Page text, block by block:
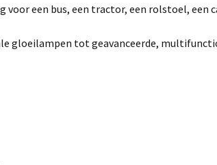
voor een bus, een tractor, een rolstoel, een
gloeilampen tot geavanceerde,